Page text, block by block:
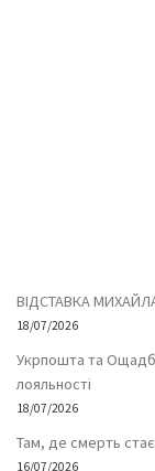
ВІДСТАВКА
18/07/2026
Укрпошта та
лояльності
18/07/2026
Там, де смерть
16/07/2026